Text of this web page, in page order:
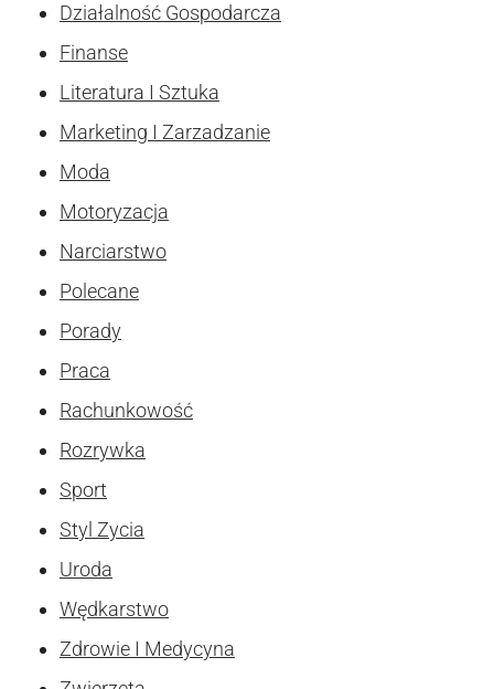
Działalność Gospodarcza
Finanse
Literatura I Sztuka
Marketing I Zarzadzanie
Moda
Motoryzacja
Narciarstwo
Polecane
Porady
Praca
Rachunkowość
Rozrywka
Sport
Styl Zycia
Uroda
Wędkarstwo
Zdrowie I Medycyna